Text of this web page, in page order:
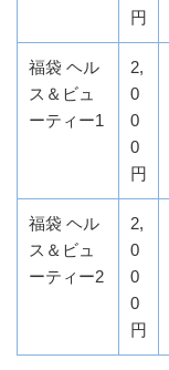
円
福袋 ヘル
ス＆ビュ
ーティー1
2,
0
0
0
円
福袋 ヘル
ス＆ビュ
ーティー2
2,
0
0
0
円